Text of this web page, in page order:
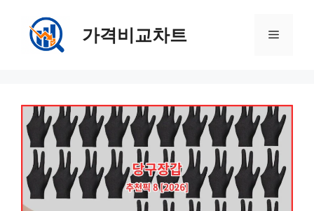
가격비교차트 메